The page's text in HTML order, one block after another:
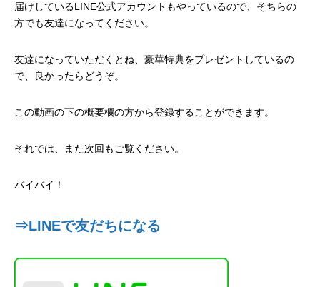
届けしているLINE公式アカウントもやっているので、そちらの
方でも友達になってください。
友達になっていただくとね、豪華特典をプレゼントしているの
で、良かったらどうぞ。
この動画の下の概要欄の方から登録することができます。
それでは、また次回もご覧ください。
バイバイ！
⇒LINEで友だちになる